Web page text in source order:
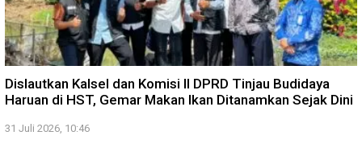
Dislautkan Kalsel dan Komisi II DPRD Tinjau Budidaya
Haruan di HST, Gemar Makan Ikan Ditanamkan Sejak Dini
31 Juli 2026, 10:46